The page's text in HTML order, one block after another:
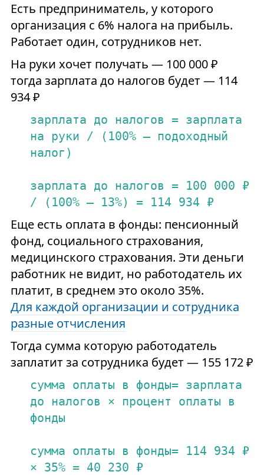
Есть предприниматель, у которого
организация с 6% налога на прибыль.
Работает один, сотрудников нет.
На руки хочет получать — 100 000 ₽
тогда зарплата до налогов будет — 114
934 ₽
зарплата до налогов = зарплата
на руки / (100% – подоходный
налог)
зарплата до налогов = 100 000 ₽
/
(100% – 13%) = 114 934 ₽
Еще есть оплата в фонды: пенсионный
фонд, социального страхования,
медицинского страхования. Эти деньги
работник не видит, но работодатель их
платит, в среднем это около 35%.
Для каждой организации и сотрудника
разные отчисления
Тогда сумма которую работодатель
заплатит за сотрудника будет — 155 172 ₽
сумма оплаты в фонды= зарплата
до
налогов × процент оплаты
в
фонды
сумма оплаты в фонды= 114 934 ₽
× 35% = 40 230 ₽